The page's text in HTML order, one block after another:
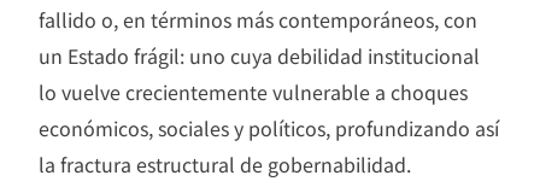
fallido o, en términos más contemporáneos, con
un Estado frágil: uno cuya debilidad institucional
lo vuelve crecientemente vulnerable a choques
económicos, sociales y políticos, profundizando así
la fractura estructural de gobernabilidad.